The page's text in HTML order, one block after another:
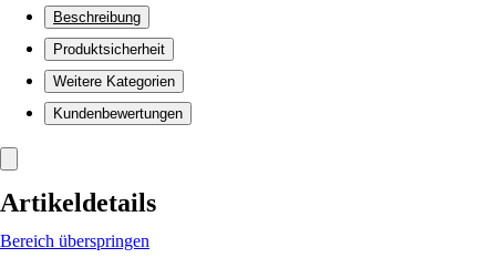
Beschreibung
Produktsicherheit
Weitere Kategorien
Kundenbewertungen
Artikeldetails
Bereich überspringen